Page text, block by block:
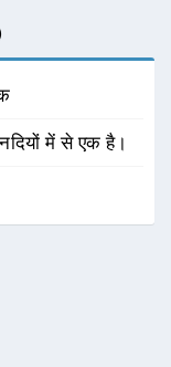
में से एक है।